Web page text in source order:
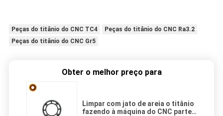
Peças do titânio do CNC TC4
Peças do titânio do CNC Ra3.2
Peças do titânio do CNC Gr5
Obter o melhor preço para
Limpar com jato de areia o titânio
fazendo à máquina do CNC parte